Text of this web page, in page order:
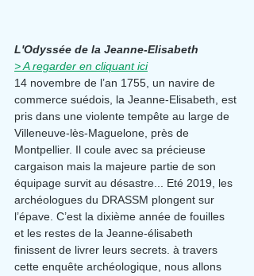
L'Odyssée de la Jeanne-Elisabeth
> A regarder en cliquant ici
14 novembre de l’an 1755, un navire de
commerce suédois, la Jeanne-Elisabeth, est
pris dans une violente tempête au large de
Villeneuve-lès-Maguelone, près de
Montpellier. Il coule avec sa précieuse
cargaison mais la majeure partie de son
équipage survit au désastre... Eté 2019, les
archéologues du DRASSM plongent sur
l’épave. C’est la dixième année de fouilles
et les restes de la Jeanne-élisabeth
finissent de livrer leurs secrets. à travers
cette enquête archéologique, nous allons